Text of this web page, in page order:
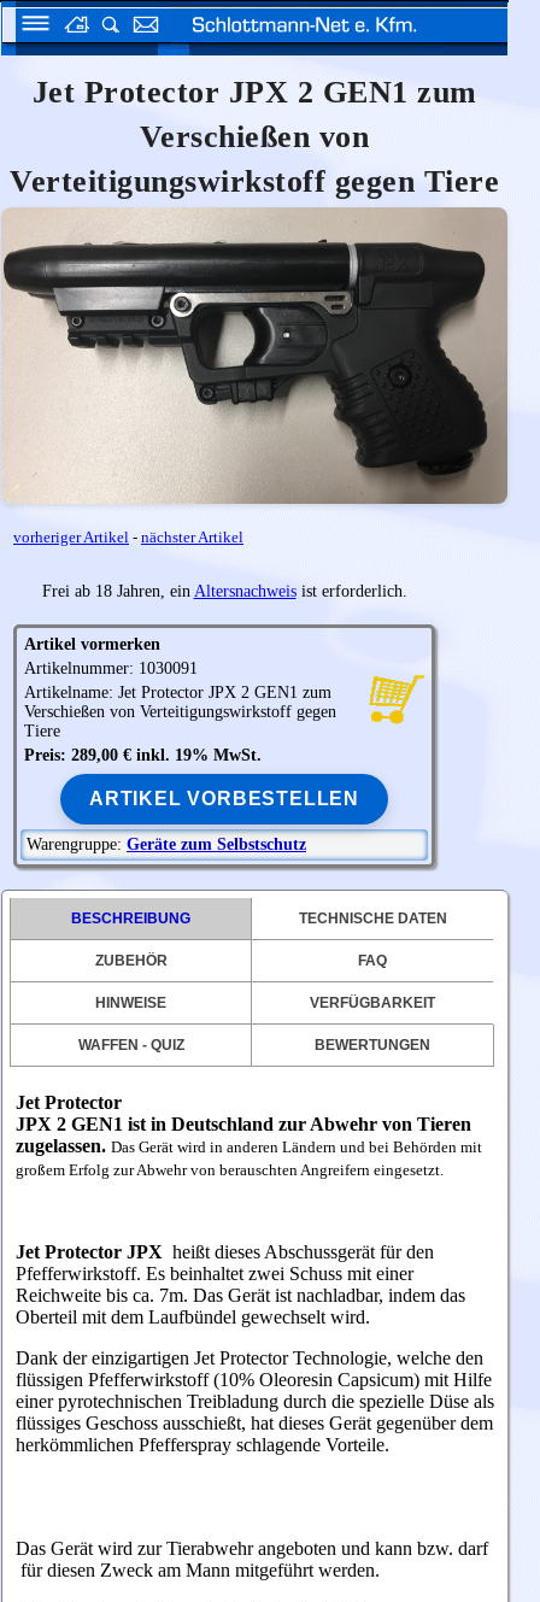
Jet Protector JPX 2 GEN1 zum
Verschießen von
Verteitigungswirkstoff gegen Tiere
vorheriger Artikel - nächster Artikel
Frei ab 18 Jahren, ein Altersnachweisist erforderlich.
Artikel vormerken
Artikelnummer: 1030091
Artikelname: Jet Protector JPX 2 GEN1 zum
Verschießen von Verteitigungswirkstoff gegen
Tiere
Preis: 289,00 € inkl. 19% MwSt.
ARTIKEL VORBESTELLEN
Warengruppe: Geräte zum Selbstschutz
BESCHREIBUNG TECHNISCHE DATEN
ZUBEHÖR FAQ
HINWEISE VERFÜGBARKEIT
WAFFEN - QUIZ BEWERTUNGEN
Jet Protector
JPX 2 GEN1 ist in Deutschland zur Abwehr von Tieren
zugelassen. Das Gerät wird in anderen Ländern und bei Behörden mit
großem Erfolg zur Abwehr von berauschten Angreifern eingesetzt.
Jet Protector JPX heißt dieses Abschussgerät für den
Pfefferwirkstoff. Es beinhaltet zwei Schuss mit einer
Reichweite bis ca. 7m. Das Gerät ist nachladbar, indem das
Oberteil mit dem Laufbündel gewechselt wird.
Dank der einzigartigen Jet Protector Technologie, welche den
flüssigen Pfefferwirkstoff (10% Oleoresin Capsicum) mit Hilfe
einer pyrotechnischen Treibladung durch die spezielle Düse als
flüssiges Geschoss ausschießt, hat dieses Gerät gegenüber dem
herkömmlichen Pfefferspray schlagende Vorteile.
Das Gerät wird zur Tierabwehr angeboten und kann bzw. darf
für diesen Zweck am Mann mitgeführt werden.